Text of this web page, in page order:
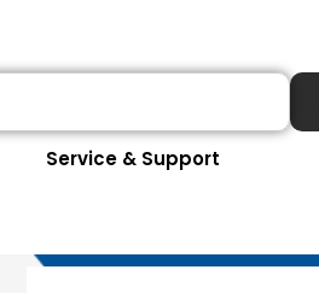
Service & Support